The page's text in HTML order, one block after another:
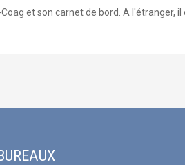
Coag et son carnet de bord. A l'étranger,